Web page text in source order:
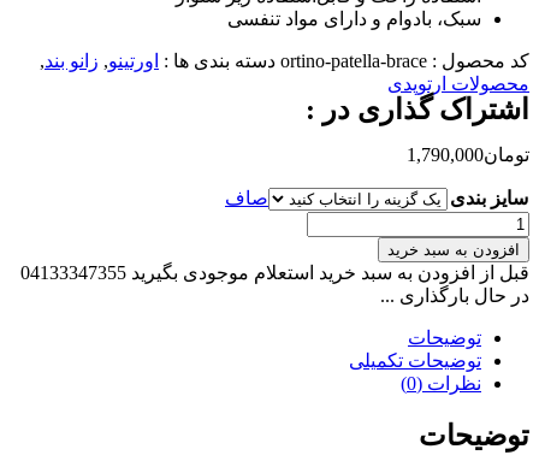
سبک، بادوام و دارای مواد تنفسی
کد محصول : ortino-patella-brace دسته بندی ها : اورتینو, زانو بند,
محصولات ارتوپدی
اشتراک گذاری در :
تومان1,790,000
سایز بندی
صاف
محافظ
پیشرفته
کشکک
زانو
اورتینو
مدل
بریس
Brace
عدد
افزودن به سبد خرید
قبل از افزودن به سبد خرید استعلام موجودی بگیرید 04133347355
در حال بارگذاری ...
توضیحات
توضیحات تکمیلی
نظرات (0)
توضیحات